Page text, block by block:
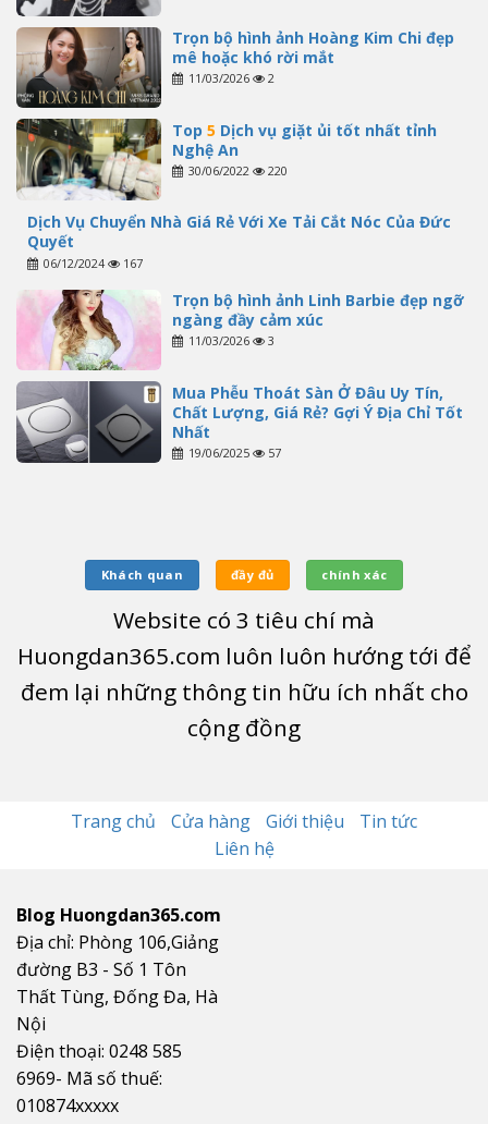
Trọn bộ hình ảnh Hoàng Kim Chi đẹp
mê hoặc khó rời mắt
11/03/2026 2
Top 5 Dịch vụ giặt ủi tốt nhất tỉnh
Nghệ An
30/06/2022 220
Dịch Vụ Chuyển Nhà Giá Rẻ Với Xe Tải Cắt Nóc Của Đức
Quyết
06/12/2024 167
Trọn bộ hình ảnh Linh Barbie đẹp ngỡ
ngàng đầy cảm xúc
11/03/2026 3
Mua Phễu Thoát Sàn Ở Đâu Uy Tín,
Chất Lượng, Giá Rẻ? Gợi Ý Địa Chỉ Tốt
Nhất
19/06/2025 57
Khách quan đầy đủ chính xác
Website có 3 tiêu chí mà
Huongdan365.com luôn luôn hướng tới để
đem lại những thông tin hữu ích nhất cho
cộng đồng
Trang chủ Cửa hàng Giới thiệu
Tin tức
Liên hệ
Blog Huongdan365.com
Địa chỉ: Phòng 106,Giảng
đường B3 - Số 1 Tôn
Thất Tùng, Đống Đa, Hà
Nội
Điện thoại: 0248 585
6969- Mã số thuế:
010874xxxxx